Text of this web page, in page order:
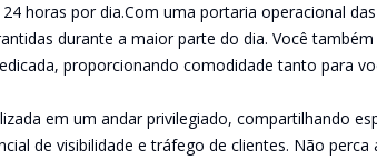
horas por dia.Com uma portaria operacional
durante a maior parte do dia. Você
proporcionando comodidade tanto para
em um andar privilegiado, compartilhando
de visibilidade e tráfego de clientes. Não